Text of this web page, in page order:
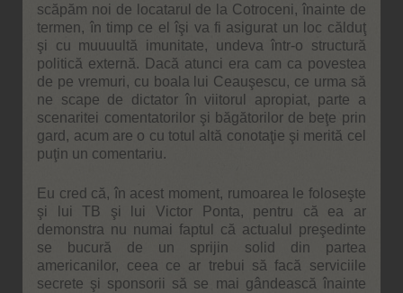
scăpăm noi de locatarul de la Cotroceni, înainte de
termen, în timp ce el îşi va fi asigurat un loc călduţ
şi cu muuuultă imunitate, undeva într-o structură
politică externă. Dacă atunci era cam ca povestea
de pe vremuri, cu boala lui Ceauşescu, ce urma să
ne scape de dictator în viitorul apropiat, parte a
scenaritei comentatorilor şi băgătorilor de beţe prin
gard, acum are o cu totul altă conotaţie şi merită cel
puţin un comentariu.
Eu cred că, în acest moment, rumoarea le foloseşte
şi lui TB şi lui Victor Ponta, pentru că ea ar
demonstra nu numai faptul că actualul preşedinte
se bucură de un sprijin solid din partea
americanilor, ceea ce ar trebui să facă serviciile
secrete şi sponsorii să se mai gândească înainte